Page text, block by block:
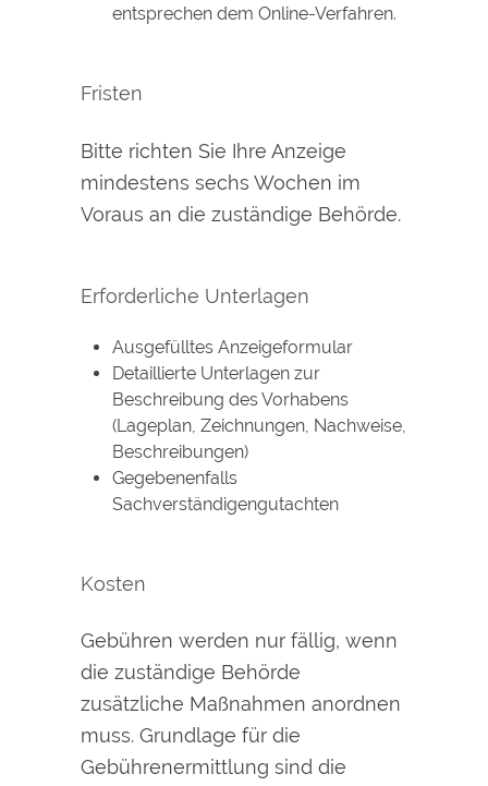
entsprechen dem Online-Verfahren.
Fristen
Bitte richten Sie Ihre Anzeige
mindestens sechs Wochen im
Voraus an die zuständige Behörde.
Erforderliche Unterlagen
Ausgefülltes Anzeigeformular
Detaillierte Unterlagen zur
Beschreibung des Vorhabens
(Lageplan, Zeichnungen, Nachweise,
Beschreibungen)
Gegebenenfalls
Sachverständigengutachten
Kosten
Gebühren werden nur fällig, wenn
die zuständige Behörde
zusätzliche Maßnahmen anordnen
muss. Grundlage für die
Gebührenermittlung sind die